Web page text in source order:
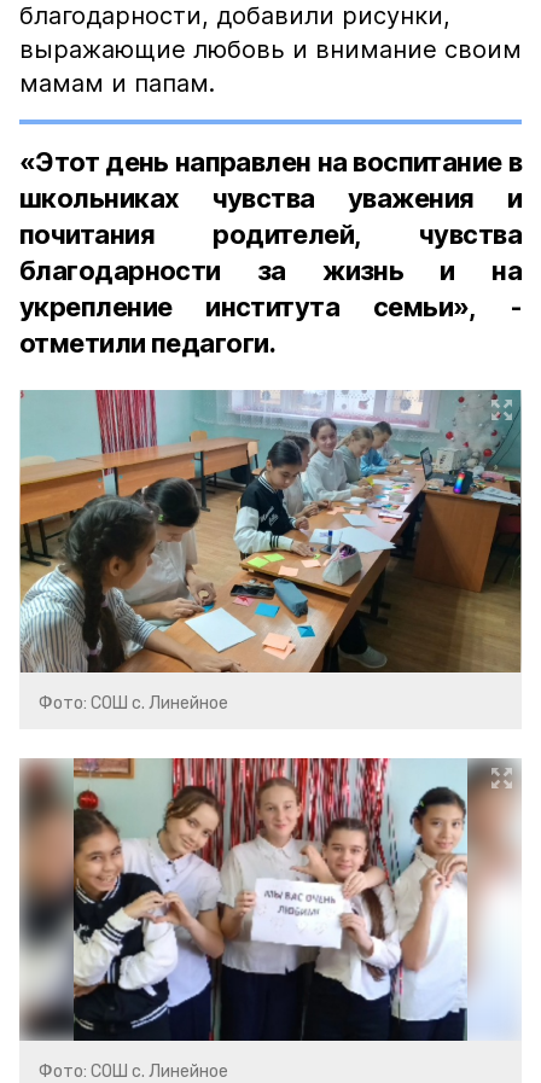
благодарности, добавили рисунки,
выражающие любовь и внимание своим
мамам и папам.
«Этот день направлен на воспитание в
школьниках чувства уважения и
почитания родителей, чувства
благодарности за жизнь и на
укрепление института семьи», -
отметили педагоги.
Фото: СОШ с. Линейное
Фото: СОШ с. Линейное